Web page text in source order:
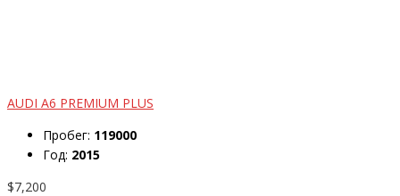
AUDI A6 PREMIUM PLUS
Пробег: 119000
Год: 2015
$7,200